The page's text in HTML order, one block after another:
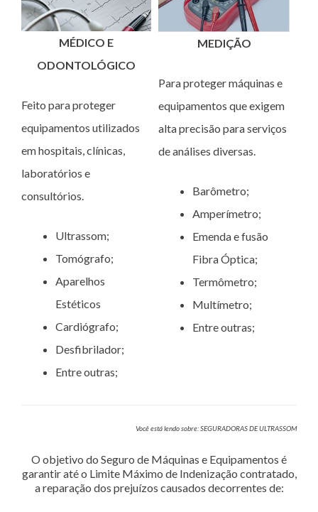
MÉDICO E
ODONTOLÓGICO
Feito para proteger
equipamentos utilizados
em hospitais, clínicas,
laboratórios e
consultórios.
Ultrassom;
Tomógrafo;
Aparelhos
Estéticos
Cardiógrafo;
Desfibrilador;
Entre outras;
MEDIÇÃO
Para proteger máquinas e
equipamentos que exigem
alta precisão para serviços
de análises diversas.
Barômetro;
Amperímetro;
Emenda e fusão
Fibra Óptica;
Termômetro;
Multímetro;
Entre outras;
Você está lendo sobre: SEGURADORAS DE ULTRASSOM
O objetivo do Seguro de Máquinas e Equipamentos é
garantir até o Limite Máximo de Indenização contratado,
a reparação dos prejuízos causados decorrentes de: